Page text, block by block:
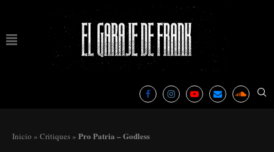
Inicio » Critiques » Pro Patria – Godless